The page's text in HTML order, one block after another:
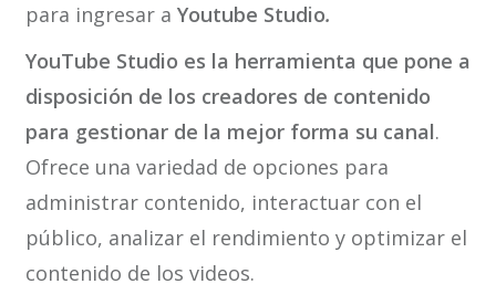
para ingresar a Youtube Studio.
YouTube Studio es la herramienta que pone a
disposición de los creadores de contenido
para gestionar de la mejor forma su canal.
Ofrece una variedad de opciones para
administrar contenido, interactuar con el
público, analizar el rendimiento y optimizar el
contenido de los videos.